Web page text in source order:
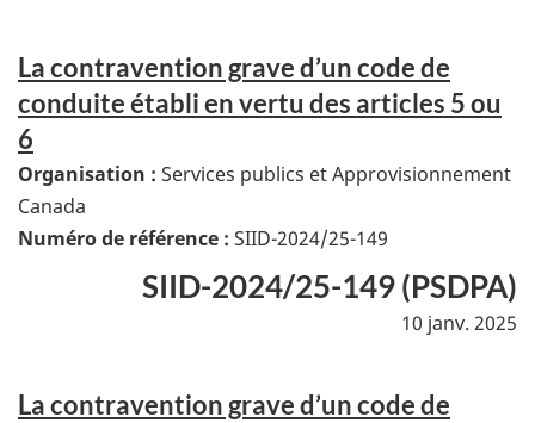
La contravention grave d’un code de
conduite établi en vertu des articles 5 ou
6
Organisation : Services publics et Approvisionnement
Canada
Numéro de référence : SIID-2024/25-149
SIID-2024/25-149 (PSDPA)
10 janv. 2025
La contravention grave d’un code de